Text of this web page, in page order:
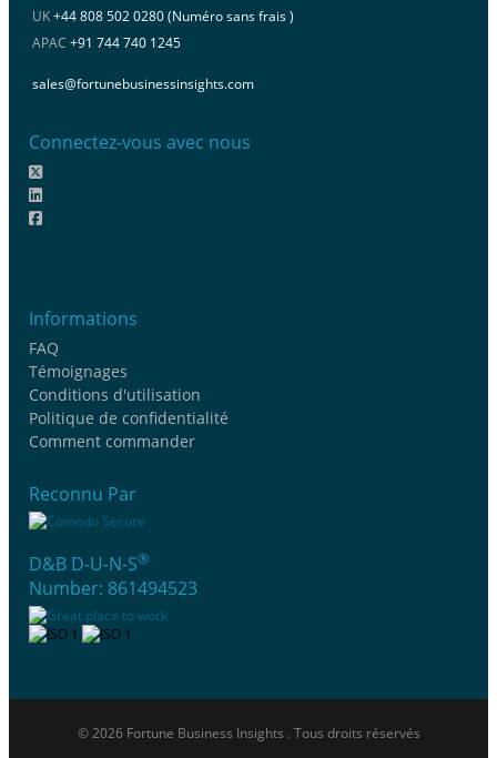
UK+44 808 502 0280 (Numéro sans frais )
APAC +91 744 740 1245
sales@fortunebusinessinsights.com
Connectez-vous avec nous
Informations
FAQ
Témoignages
Conditions d'utilisation
Politique de confidentialité
Comment commander
Reconnu Par
D&B D-U-N-S®
Number: 861494523
© 2026 Fortune Business Insights . Tous droits réservés